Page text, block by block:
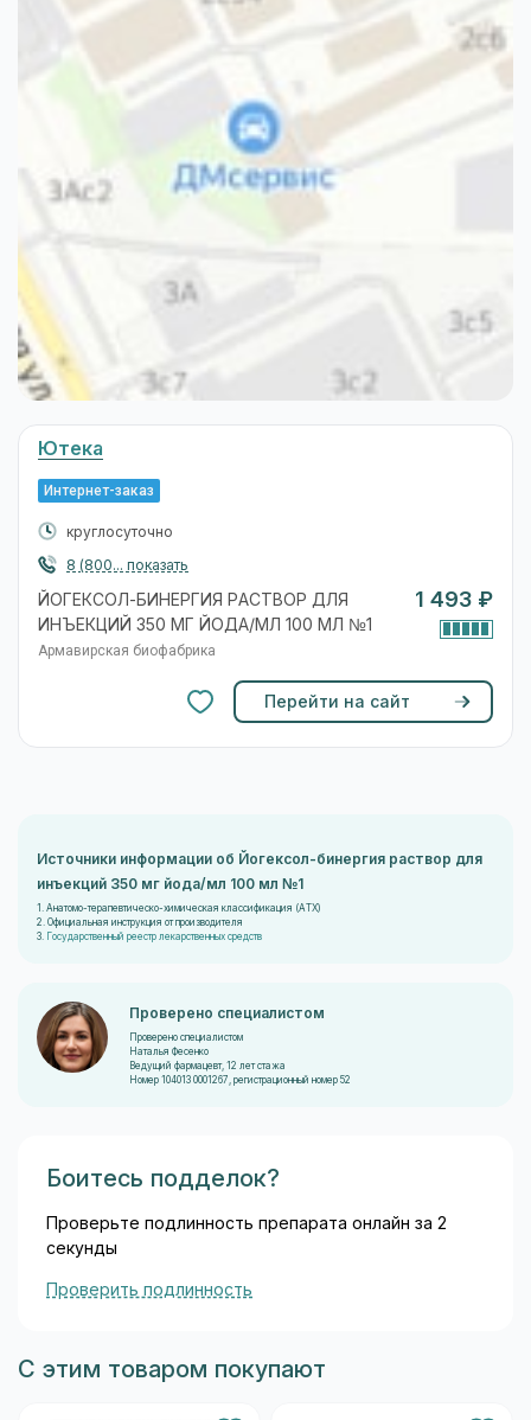
Ютека
Интернет-заказ
круглосуточно
8 (800... показать
ЙОГЕКСОЛ-БИНЕРГИЯ РАСТВОР ДЛЯ
ИНЪЕКЦИЙ 350 МГ ЙОДА/МЛ 100 МЛ №1
Армавирская биофабрика
1 493 ₽
Перейти на сайт
Источники информации об Йогексол-бинергия раствор для
инъекций 350 мг йода/мл 100 мл №1
1. Анатомо-терапевтическо-химическая классификация (ATX)
2. Официальная инструкция от производителя
3.
Государственный реестр лекарственных средств
Проверено специалистом
Проверено специалистом
Наталья Фесенко
Ведущий фармацевт, 12 лет стажа
Номер 104013 0001267, регистрационный номер 52
Боитесь подделок?
Проверьте подлинность препарата онлайн за 2
секунды
Проверить подлинность
С этим товаром покупают